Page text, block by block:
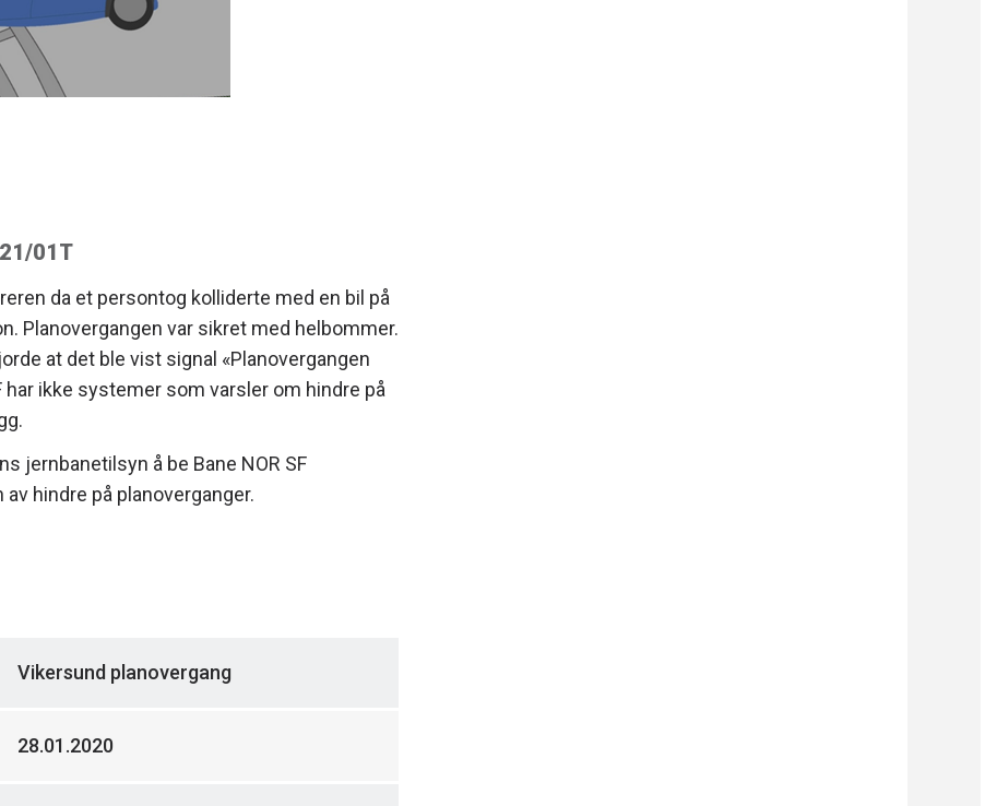
01T
da et persontog kolliderte med en bil på
Planovergangen var sikret med helbommer.
at det ble vist signal «Planovergangen
har ikke systemer som varsler om hindre på
jernbanetilsyn å be Bane NOR SF
hindre på planoverganger.
Vikersund planovergang
28.01.2020